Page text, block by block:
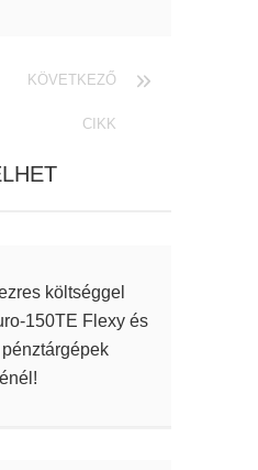
KÖVETKEZŐ
CIKK
költséggel
150TE Flexy és